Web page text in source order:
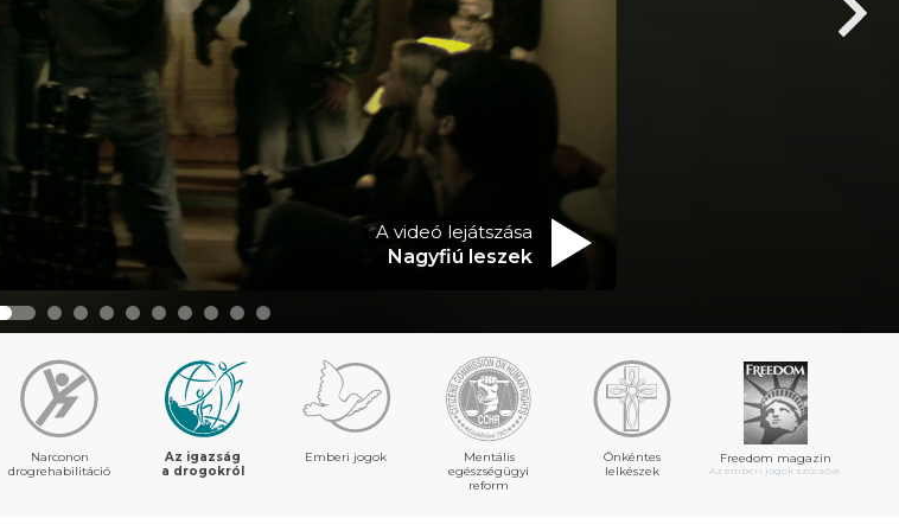
A videó lejátszása
Nagyfiú leszek
Narconon
drogrehabilitáció
Az igazság
a drogokról
Emberi jogok
Mentális
egészségügyi
reform
Önkéntes
lelkészek
Freedom magazin
Az emberi jogok szócsöve